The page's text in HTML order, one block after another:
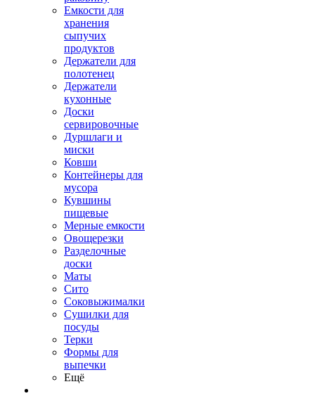
Емкости для
хранения
сыпучих
продуктов
Держатели для
полотенец
Держатели
кухонные
Доски
сервировочные
Дуршлаги и
миски
Ковши
Контейнеры для
мусора
Кувшины
пищевые
Мерные емкости
Овощерезки
Разделочные
доски
Маты
Сито
Соковыжималки
Сушилки для
посуды
Терки
Формы для
выпечки
Ещё